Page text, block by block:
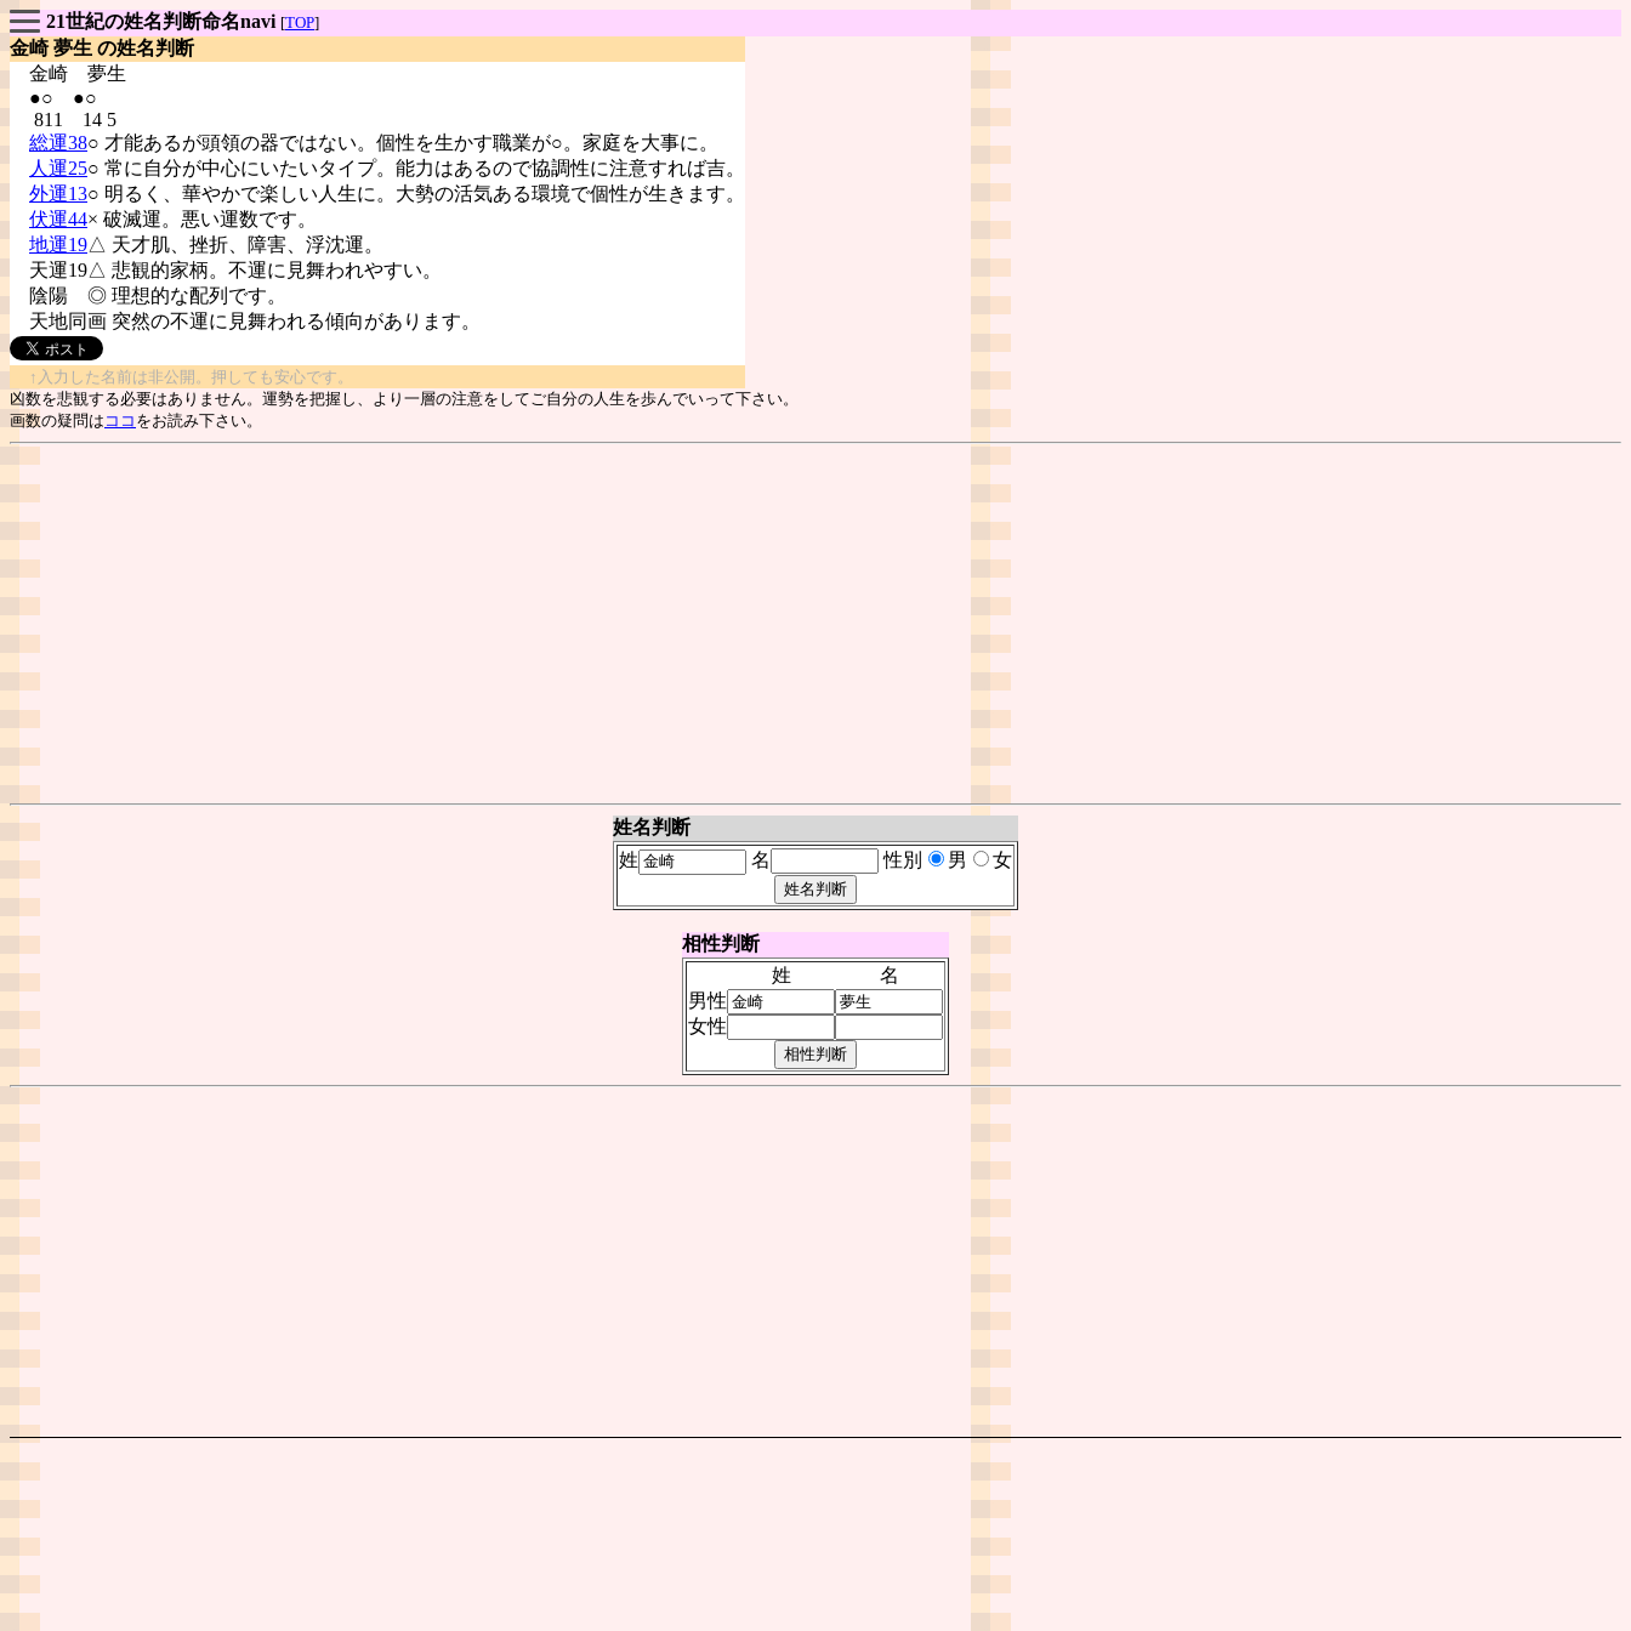
21世紀の姓名判断命名navi [TOP]
金崎 夢生 の姓名判断
金崎 夢生
●○ ●○
811 14 5
総運38○ 才能あるが頭領の器ではない。個性を生かす職業が○。家庭を大事に。
人運25○ 常に自分が中心にいたいタイプ。能力はあるので協調性に注意すれば吉。
外運13○ 明るく、華やかで楽しい人生に。大勢の活気ある環境で個性が生きます。
伏運44× 破滅運。悪い運数です。
地運19△ 天才肌、挫折、障害、浮沈運。
天運19△ 悲観的家柄。不運に見舞われやすい。
陰陽 ◎ 理想的な配列です。
天地同画 突然の不運に見舞われる傾向があります。
↑入力した名前は非公開。押しても安心です。
凶数を悲観する必要はありません。運勢を把握し、より一層の注意をしてご自分の人生を歩んでいって下さい。
画数の疑問は ココ をお読み下さい。
姓名判断
姓
名 性別 男 女
相性判断
姓
名
男性
女性